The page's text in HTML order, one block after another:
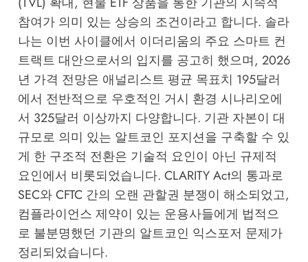
참여가 의미 있는 상승의 조건이라고 합니다. 솔라
나는 이번 사이클에서 이더리움의 주요 스마트 컨
트랙트 대안으로서의 입지를 공고히 했으며, 2026
년 가격 전망은 애널리스트 평균 목표치 195달러
에서 전반적으로 우호적인 거시 환경 시나리오에
서 325달러 이상까지 다양합니다. 기관 자본이 대
규모로 의미 있는 알트코인 포지션을 구축할 수 있
게 한 구조적 전환은 기술적 요인이 아닌 규제적
요인에서 비롯되었습니다. CLARITY Act의 통과로
SEC와 CFTC 간의 오랜 관할권 분쟁이 해소되었고,
컴플라이언스 제약이 있는 운용사들에게 법적으
로 불분명했던 기관의 알트코인 익스포저 문제가
정리되었습니다.